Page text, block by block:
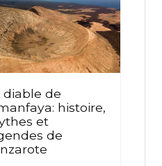
diable de
histoire,
et
de